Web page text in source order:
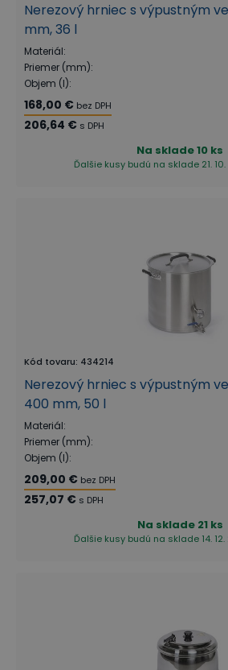
Nerezový hrniec s výpustným
mm, 36 l
Materiál:
Priemer (mm):
Objem (l):
168,00 € bez DPH
206,64 € s DPH
Na sklade10 ks
Ďalšie kusy budú na sklade 21.
Kód tovaru: 434214
Nerezový hrniec s výpustným
400 mm, 50 l
Materiál:
Priemer (mm):
Objem (l):
209,00 € bez DPH
257,07 € s DPH
Na sklade 21 ks
Ďalšie kusy budú na sklade 14.